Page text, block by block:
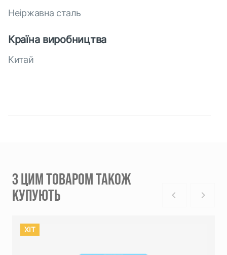
Неіржавна сталь
Країна виробництва
Китай
З ЦИМ ТОВАРОМ ТАКОЖ
КУПУЮТЬ
ХIT